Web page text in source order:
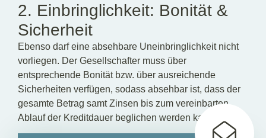
2. Einbringlichkeit: Bonität &
Sicherheit
Ebenso darf eine absehbare Uneinbringlichkeit nicht
vorliegen. Der Gesellschafter muss über
entsprechende Bonität bzw. über ausreichende
Sicherheiten verfügen, sodass absehbar ist, dass der
gesamte Betrag samt Zinsen bis zum vereinbarten
Ablauf der Kreditdauer beglichen werden kann.